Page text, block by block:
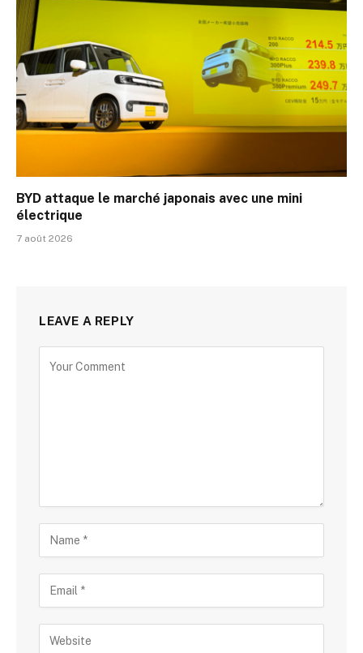
BYD attaque le marché japonais avec une mini
électrique
7 août 2026
LEAVE A REPLY